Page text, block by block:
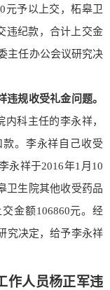
元予以上交，柘皋卫
违纪款，合计上交金
主任办公会议研究决
违规收受礼金问题。
科主任的李永祥，
。李永祥自己收受
永祥于2016年1 月 10
卫生院其他收受药品
交金额106860元。经
究决定，给予李永祥
作人员杨正军违